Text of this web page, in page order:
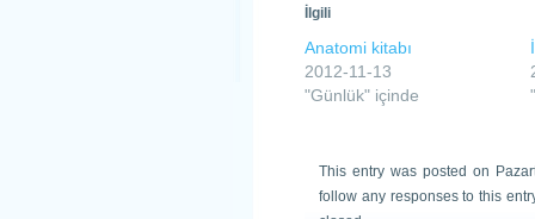
İlgili
Anatomi kitabı
2012-11-13
"Günlük" içinde
This entry was posted on
follow any responses to this